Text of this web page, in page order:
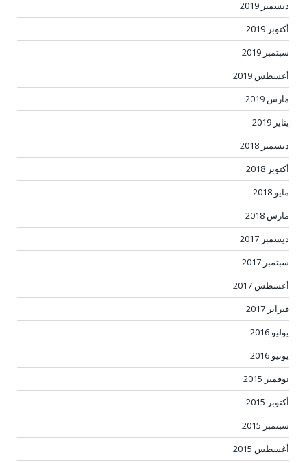
ديسمبر 2019
أكتوبر 2019
سبتمبر 2019
أغسطس 2019
مارس 2019
يناير 2019
ديسمبر 2018
أكتوبر 2018
مايو 2018
مارس 2018
ديسمبر 2017
سبتمبر 2017
أغسطس 2017
فبراير 2017
يوليو 2016
يونيو 2016
نوفمبر 2015
أكتوبر 2015
سبتمبر 2015
أغسطس 2015